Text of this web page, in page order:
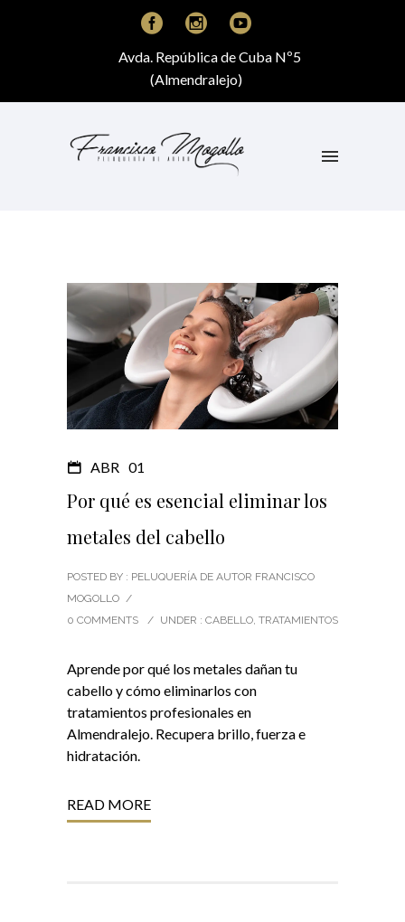
Avda. República de Cuba Nº5
(Almendralejo)
ABR 01
Por qué es esencial eliminar los
metales del cabello
POSTED BY : PELUQUERÍA DE AUTOR FRANCISCO
MOGOLLO /
0 COMMENTS
/ UNDER : CABELLO, TRATAMIENTOS
Aprende por qué los metales dañan tu
cabello y cómo eliminarlos con
tratamientos profesionales en
Almendralejo. Recupera brillo, fuerza e
hidratación.
READ MORE